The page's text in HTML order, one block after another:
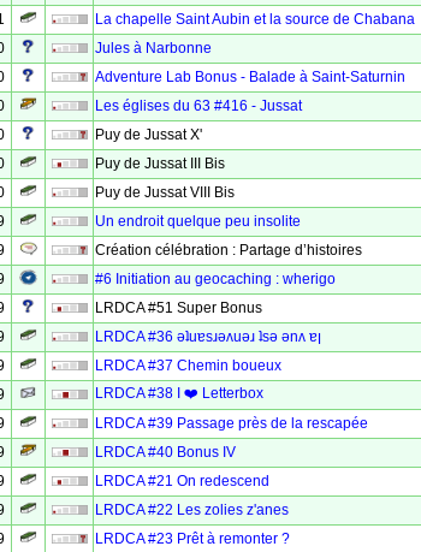
La chapelle Saint Aubin et la source de Chabana
Jules à Narbonne
Adventure Lab Bonus - Balade à Saint-Saturnin
Les églises du 63 #416 - Jussat
Puy de Jussat X'
Puy de Jussat III Bis
Puy de Jussat VIII Bis
Un endroit quelque peu insolite
Création célébration : Partage d’histoires
#6 Initiation au geocaching : wherigo
LRDCA #51 Super Bonus
LRDCA #36 ǝʇuɐsɹǝʌuǝɹ ʇsǝ ǝnʌ ɐן
LRDCA #37 Chemin boueux
LRDCA #38 I ❤️ Letterbox
LRDCA #39 Passage près de la rescapée
LRDCA #40 Bonus IV
LRDCA #21 On redescend
LRDCA #22 Les zolies z'anes
LRDCA #23 Prêt à remonter ?